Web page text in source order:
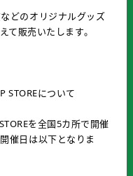
どのオリジナルグッズ
て販売いたします。
STOREについて
を全国5カ所で開催
催日は以下となりま